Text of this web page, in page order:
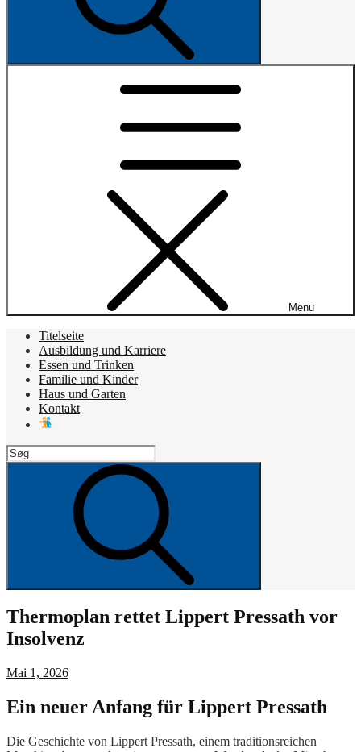
Menu
Titelseite
Ausbildung und Karriere
Essen und Trinken
Familie und Kinder
Haus und Garten
Kontakt
Search
for:
Thermoplan rettet Lippert Pressath vor
Insolvenz
Posted
Mai 1, 2026
Ein neuer Anfang für Lippert Pressath
Die Geschichte von Lippert Pressath, einem traditionsreichen